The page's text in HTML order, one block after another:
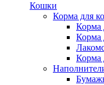
Кошки
Корма для
Корма
Корма
Корма